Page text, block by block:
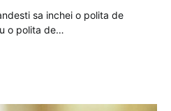
sa inchei o polita de
o polita de…